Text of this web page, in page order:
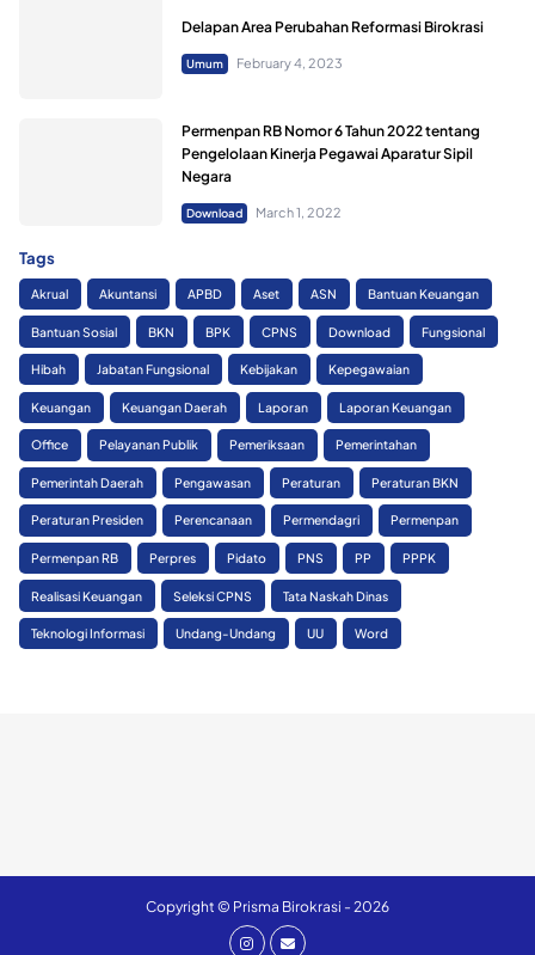
Delapan Area Perubahan Reformasi Birokrasi
Umum February 4, 2023
Permenpan RB Nomor 6 Tahun 2022 tentang
Pengelolaan Kinerja Pegawai Aparatur Sipil
Negara
Download March 1, 2022
Tags
Akrual Akuntansi APBD Aset ASN Bantuan Keuangan
Bantuan Sosial BKN BPK CPNS Download Fungsional
Hibah Jabatan Fungsional Kebijakan Kepegawaian
Keuangan Keuangan Daerah Laporan Laporan Keuangan
Office Pelayanan Publik Pemeriksaan Pemerintahan
Pemerintah Daerah Pengawasan Peraturan Peraturan BKN
Peraturan Presiden Perencanaan Permendagri Permenpan
Permenpan RB Perpres Pidato PNS PP PPPK
Realisasi Keuangan Seleksi CPNS Tata Naskah Dinas
Teknologi Informasi Undang-Undang UU Word
Copyright © Prisma Birokrasi - 2026